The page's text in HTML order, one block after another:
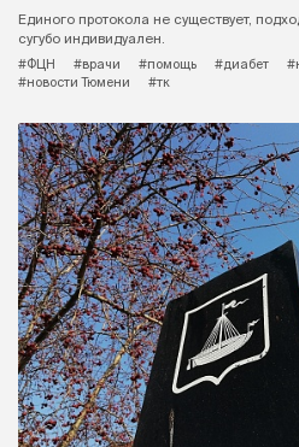
Единого протокола не существует,
сугубо индивидуален.
#ФЦН
#врачи #помощь #диабет
#новости Тюмени
#тк